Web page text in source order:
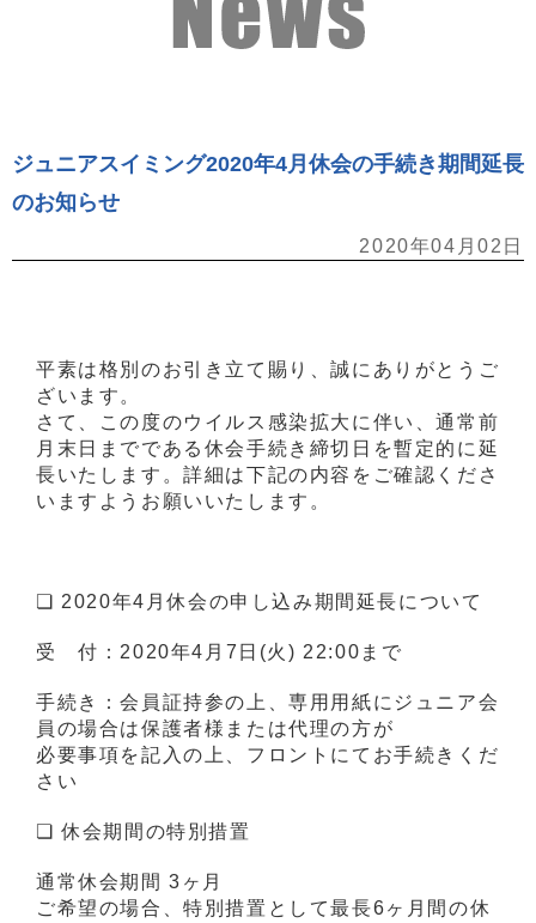
ジュニアスイミング2020年4月休会の手続き期間延長
のお知らせ
2020年04月02日
平素は格別のお引き立て賜り、誠にありがとうご
ざいます。
さて、この度のウイルス感染拡大に伴い、通常前
月末日までである休会手続き締切日を暫定的に延
長いたします。詳細は下記の内容をご確認くださ
いますようお願いいたします。
❏ 2020年4月休会の申し込み期間延長について
受 付：2020年4月7日(火) 22:00まで
手続き：会員証持参の上、専用用紙にジュニア会
員の場合は保護者様または代理の方が
必要事項を記入の上、フロントにてお手続きくだ
さい
❏ 休会期間の特別措置
通常休会期間 3ヶ月
ご希望の場合、特別措置として最長6ヶ月間の休